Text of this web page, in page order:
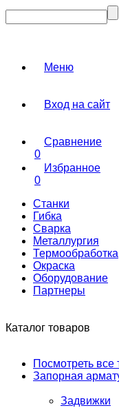
Меню
Вход на сайт
Сравнение
0
Избранное
0
Станки
Гибка
Сварка
Металлургия
Термообработка
Окраска
Оборудование
Партнеры
Каталог товаров
Посмотреть все
Запорная
Задвижки